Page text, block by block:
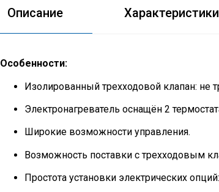
Описание Характеристики
Особенности:
Изолированный трехходовой клапан: не
Электронагреватель оснащён 2
Широкие возможности управления.
Возможность поставки с трехходовым
Простота установки электрических